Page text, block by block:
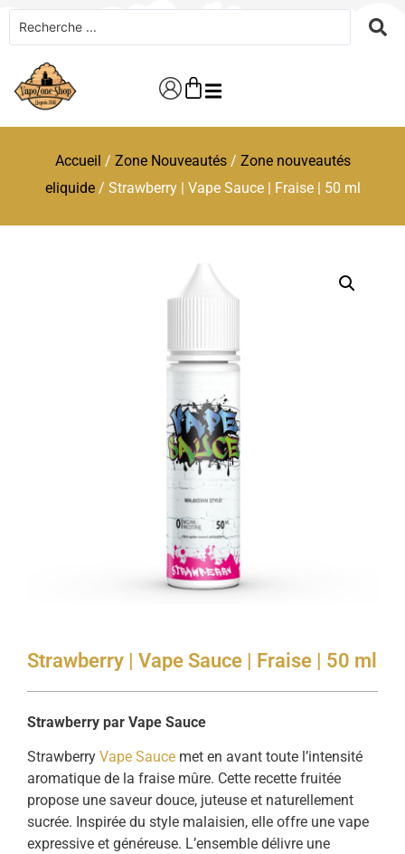
Accueil / Zone Nouveautés/ Zone nouveautés
eliquide/ Strawberry | Vape Sauce | Fraise | 50 ml
Strawberry | Vape Sauce | Fraise | 50 ml
Strawberry par Vape Sauce
Strawberry Vape Sauce met en avant toute l’intensité
aromatique de la fraise mûre. Cette recette fruitée
propose une saveurdouce, juteuse et naturellement
sucrée. Inspirée du style malaisien, elle offre une vape
expressive et généreuse. L’ensemble délivre une